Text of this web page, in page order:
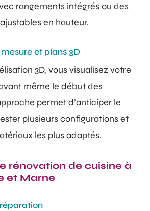
rangements intégrés ou des
en hauteur.
et plans 3D
3D, vous visualisez votre
même le début des
permet d’anticiper le
plusieurs configurations et
les plus adaptés.
rénovation de cuisine à
et Marne